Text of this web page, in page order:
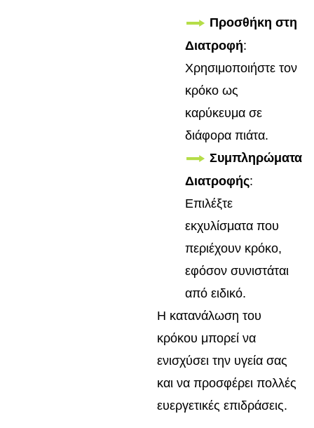
Προσθήκη στη
Διατροφή:
Χρησιμοποιήστε τον
κρόκο ως
καρύκευμα σε
διάφορα πιάτα.
Συμπληρώματα
Διατροφής:
Επιλέξτε
εκχυλίσματα που
περιέχουν κρόκο,
εφόσον συνιστάται
από ειδικό.
Η κατανάλωση του
κρόκου μπορεί να
ενισχύσει την υγεία σας
και να προσφέρει πολλές
ευεργετικές επιδράσεις.